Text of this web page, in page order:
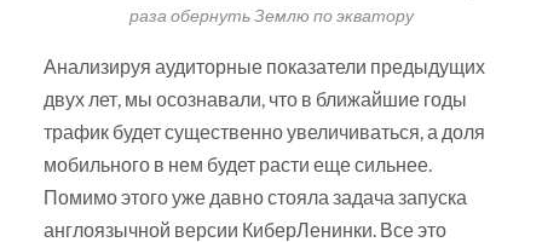
раза обернуть Землю по экватору
Анализируя аудиторные показатели предыдущих
двух лет, мы осознавали, что в ближайшие годы
трафик будет существенно увеличиваться, а доля
мобильного в нем будет расти еще сильнее.
Помимо этого уже давно стояла задача запуска
англоязычной версии КиберЛенинки. Все это